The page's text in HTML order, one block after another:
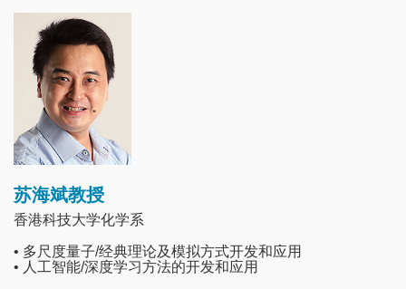
Image
苏海斌教授
香港科技大学化学系
• 多尺度量子/经典理论及模拟方式开发和应用
• 人工智能/深度学习方法的开发和应用